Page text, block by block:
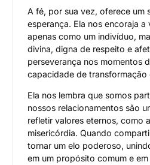
A fé, por sua vez, oferece um
esperança. Ela nos encoraja
apenas como um indivíduo,
divina, digna de respeito e
perseverança nos momentos
capacidade de
Ela nos lembra que somos
nossos relacionamentos são
refletir valores eternos, como
misericórdia. Quando
tornar um elo poderoso,
em um propósito comum e